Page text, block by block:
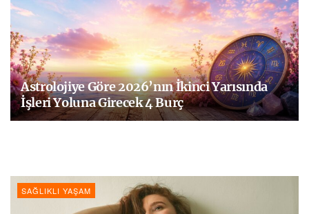
Astrolojiye Göre 2026’nın İkinci Yarısında
İşleri Yoluna Girecek 4 Burç
SAĞLIKLI YAŞAM